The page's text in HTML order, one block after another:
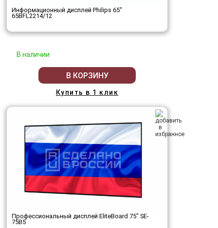
Информационный дисплей Philips 65"
65BFL2214/12
В наличии
В КОРЗИНУ
Купить в 1 клик
Профессиональный дисплей EliteBoard 75" SE-
75B5